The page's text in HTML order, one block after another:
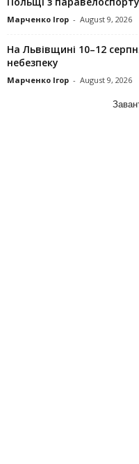
Марченко Ігор - August 9, 2026
На Львівщині 10–12
небезпеку
Марченко Ігор - August 9, 2026